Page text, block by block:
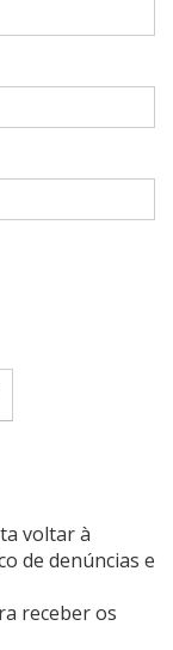
voltar à
de denúncias e
receber os